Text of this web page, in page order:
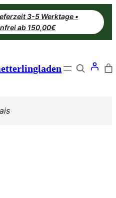
3-5 Werktage •
ab 150,00€
Search